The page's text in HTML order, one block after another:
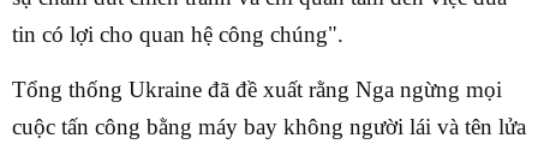
tin có lợi cho quan hệ công chúng".
Tổng thống Ukraine đã đề xuất rằng Nga ngừng mọi
cuộc tấn công bằng máy bay không người lái và tên lửa